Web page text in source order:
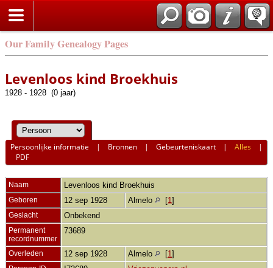
Our Family Genealogy Pages
Levenloos kind Broekhuis
1928 - 1928 (0 jaar)
Persoonlijke informatie | Bronnen |Gebeurteniskaart |Alles |
PDF
Naam Levenloos kind Broekhuis
Geboren 12 sep 1928 Almelo [1 ]
Geslacht Onbekend
Permanent
recordnummer
73689
Overleden 12 sep 1928 Almelo [1 ]